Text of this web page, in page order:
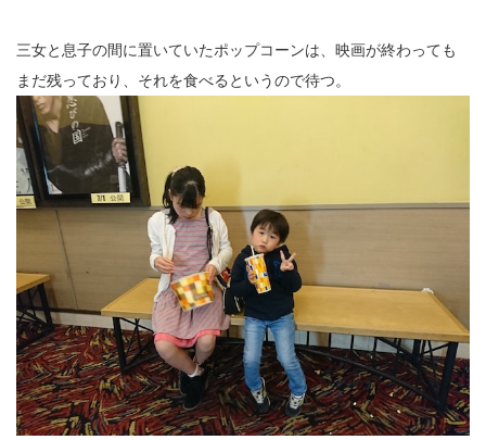
三女と息子の間に置いていたポップコーンは、映画が終わっても
まだ残っており、それを食べるというので待つ。